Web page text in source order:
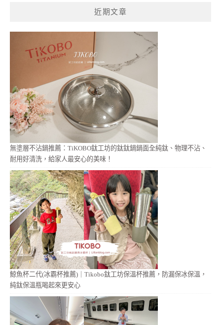
近期文章
無塗層不沾鍋推薦：TiKOBO鈦工坊的鈦鈦鍋鍋面全純鈦、物理不沾、
耐用好清洗，給家人最安心的美味！
鯨魚杯二代(冰霸杯推薦)｜Tikobo鈦工坊保溫杯推薦，防漏保冰保溫，
純鈦保溫瓶喝起來更安心